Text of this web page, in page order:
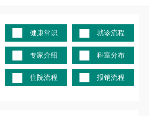
健康常识 就诊流程
专家介绍 科室分布
住院流程 报销流程